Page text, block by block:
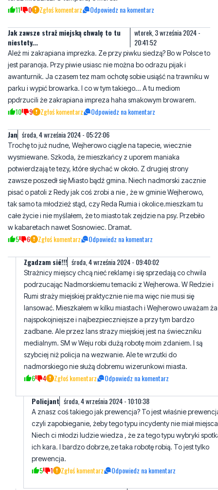
niestety...
20:41:52
jest paranoja. Przy piwie usiasc nie można bo odrazu pijak i
awanturnik. Ja czasem tez mam ochotę sobie usiąść na trawniku w
parku i wypić browarka. I co w tym takiego... A tu mediom
ppdrzucili że zakrapiana impreza haha smakowym browarem.
10 9 Zgłoś komentarz Odpowiedz na komentarz
Jan środa, 4 września 2024 - 05:22:06
Trochę to już nudne, Wejherowo ciągle na tapecie, wiecznie
potwierdzają te tezy, które słychać w około. Z drugiej strony
zawsze poszedł się Miasto bądź gmina. Niech nadmorski zacznie
pisać o patoli z Redy jak coś zrobi a nie , że w gminie Wejherowo,
tak samo ta młodzież stąd, czy Reda Rumia i okolice.mieszkam tu
całe życie i nie myślałem, że to miasto tak zejdzie na psy. Przebiło
w kabaretach nawet Sosnowiec. Dramat.
5 6 Zgłoś komentarz Odpowiedz na komentarz
Zgadzam sié!!! środa, 4 września 2024 - 09:40:02
Strażnicy miejscy chcą nieć reklamę i się sprzedają co chwila
Rumi straży miejskiej praktycznie nie ma więc nie musi się
lansować. Mieszkałem w kilku miastach i Wejherowo uważam ża
najspokojniejsze i najbezpieczniejsze a przy tym bardzo
zadbane. Ale przez lans strazy miejskiej jest na świeczniku
medialnym. SM w Weju robi dużą robotę moim zdaniem. I są
szybciej niż policja na wezwanie. Ale te wrzutki do
nadmorskiego nie służą dobremu wizerunkowi miasta.
6 4 Zgłoś komentarz Odpowiedz na komentarz
Policjant środa, 4 września 2024 - 10:10:38
A znasz coś takiego jak prewencja? To jest właśnie
Niech ci młodzi ludzie wiedza , że za tego typu wybryki
ich kara. I bardzo dobrze,ze taka robotę robią. To jest tylko
prewencja.
5 1 Zgłoś komentarz Odpowiedz na komentarz
Ale gdybyś czytała Trójmiasto
pl...
09:42:33